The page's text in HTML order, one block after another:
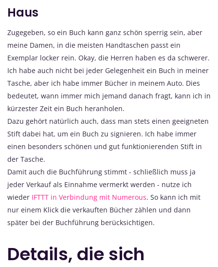
Haus
Zugegeben, so ein Buch kann ganz schön sperrig sein, aber
meine Damen, in die meisten Handtaschen passt ein
Exemplar locker rein. Okay, die Herren haben es da schwerer.
Ich habe auch nicht bei jeder Gelegenheit ein Buch in meiner
Tasche, aber ich habe immer Bücher in meinem Auto. Dies
bedeutet, wann immer mich jemand danach fragt, kann ich in
kürzester Zeit ein Buch heranholen.
Dazu gehört natürlich auch, dass man stets einen geeigneten
Stift dabei hat, um ein Buch zu signieren. Ich habe immer
einen besonders schönen und gut funktionierenden Stift in
der Tasche.
Damit auch die Buchführung stimmt - schließlich muss ja
jeder Verkauf als Einnahme vermerkt werden - nutze ich
wieder IFTTT in Verbindung mit Numerous. So kann ich mit
nur einem Klick die verkauften Bücher zählen und dann
später bei der Buchführung berücksichtigen.
Details, die sich